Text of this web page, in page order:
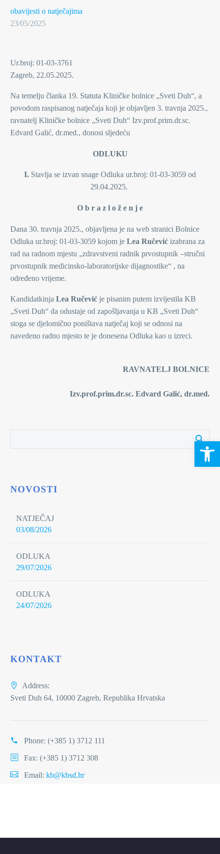
obavijesti o natječajima
23/05/2025
Ur.broj: 01-03-3761
Zagreb, 22.05.2025.
Na temelju članka 19. Statuta Kliničke bolnice „Sveti Duh“, a
povodom raspisanog natječaja koji je objavljen 3. travnja 2025.,
ravnatelj Kliničke bolnice „Sveti Duh“ Izv.prof.prim.dr.sc.
Edvard Galić, dr.med., donosi sljedeću
ODLUKU
I. Stavlja se izvan snage Odluka ur.broj: 01-03-3059 od
29.04.2025.
O b r a z l o ž e n j e
Dana 30. travnja 2025., objavljena je na web stranici Bolnice
Odluka ur.broj: 01-03-3059 kojom je Lea Ručević izabrana za
rad na radnom mjestu „zdravstveni radnik prvostupnik –stručni
prvostupnik medicinsko-laboratorijske dijagnostike“ , na
određeno vrijeme.
Kandidatkinja Lea Ručević je pisanim putem izvijestila KB
„Sveti Duh“ da odustaje od zapošljavanja u KB „Sveti Duh“
stoga se djelomično poništava natječaj koji se odnosi na
navedeno radno mjesto te je donesena Odluka kao u izreci.
RAVNATELJ BOLNICE
Izv.prof.prim.dr.sc. Edvard Galić, dr.med.
NOVOSTI
NATJEČAJ
03/08/2026
ODLUKA
29/07/2026
ODLUKA
24/07/2026
KONTAKT
Address:
Sveti Duh 64, 10000 Zagreb, Republika Hrvatska
Phone: (+385 1) 3712 111
Fax: (+385 1) 3712 308
Email: kb@kbsd.hr